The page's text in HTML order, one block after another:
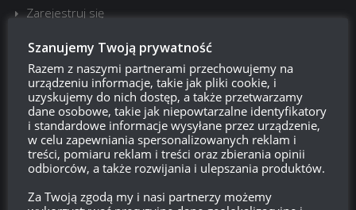
Zarejestruj się
Zaloguj się
Kanał wpisów
Kanał komentarzy
WordPress.org
Szanujemy Twoją prywatność
Razem z naszymi partnerami przechowujemy na
urządzeniu informacje, takie jak pliki cookie, i
uzyskujemy do nich dostęp, a także przetwarzamy
dane osobowe, takie jak niepowtarzalne identyfikatory
i standardowe informacje wysyłane przez urządzenie,
w celu zapewniania spersonalizowanych reklam i
treści, pomiaru reklam i treści oraz zbierania opinii
odbiorców, a także rozwijania i ulepszania produktów.
Za Twoją zgodą my i nasi partnerzy możemy